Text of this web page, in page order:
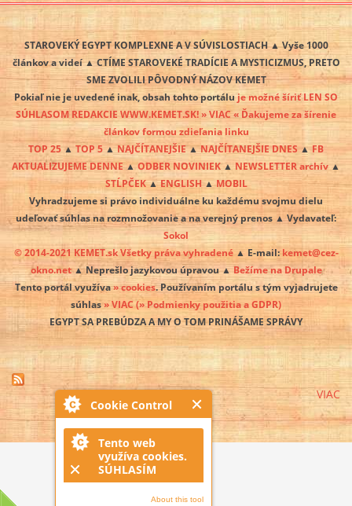
Cookie Control
Tento web
využíva cookies.
SÚHLASÍM
About this tool
STAROVEKÝ EGYPT KOMPLEXNE A V SÚVISLOSTIACH ▲ Vyše 1000
článkov a videí ▲ CTÍME STAROVEKÉ TRADÍCIE A MYSTICIZMUS, PRETO
SME ZVOLILI PÔVODNÝ NÁZOV KEMET
Pokiaľ nie je uvedené inak, obsah tohto portálu je možné šíriť LEN SO
SÚHLASOM REDAKCIE WWW.KEMET.SK! » VIAC « Ďakujeme za šírenie
článkov formou zdieľania linku
TOP 25 ▲ TOP 5▲NAJČÍTANEJŠIE▲NAJČÍTANEJŠIE DNES ▲FB
AKTUALIZUJEME DENNE▲ODBER NOVINIEK▲ NEWSLETTER archív ▲
STĹPČEK▲ENGLISH▲MOBIL
Vyhradzujeme si právo individuálne ku každému svojmu dielu
udeľovať súhlas na rozmnožovanie a na verejný prenos ▲ Vydavateľ:
Sokol
© 2014-2021 KEMET.sk Všetky práva vyhradené▲ E-mail: kemet@cez-
okno.net▲ Neprešlo jazykovou úpravou ▲ Bežíme na Drupale
Tento portál využíva» cookies. Používaním portálu s tým vyjadrujete
súhlas» VIAC(» Podmienky použitia a GDPR)
EGYPT SA PREBÚDZA A MY O TOM PRINÁŠAME SPRÁVY
VIAC